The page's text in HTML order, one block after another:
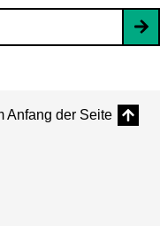
Anfang der Seite